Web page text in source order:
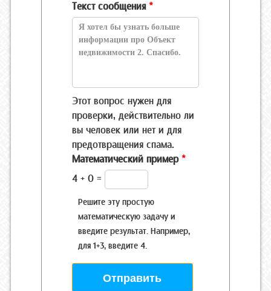
Текст сообщения *
Этот вопрос нужен для
проверки, действительно ли
вы человек или нет и для
предотвращения спама.
Математический пример *
4 + 0 =
Решите эту простую
математическую задачу и
введите результат. Например,
для 1+3, введите 4.